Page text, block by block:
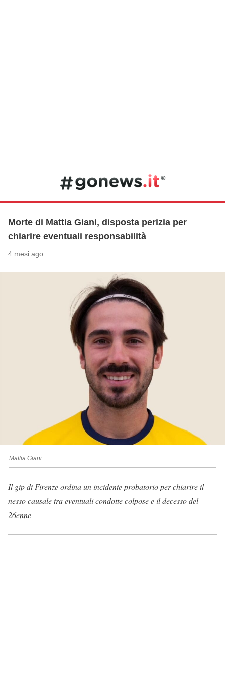
Morte di Mattia Giani, disposta perizia per
chiarire eventuali responsabilità
4 mesi ago
Mattia Giani
Il gip di Firenze ordina un incidente probatorio per chiarire il
nesso causale tra eventuali condotte colpose e il decesso del
26enne